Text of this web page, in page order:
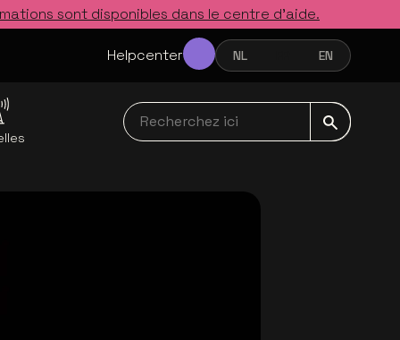
sont disponibles dans le centre d’aide.
Helpcenter NEDERLANDS
NL FRANÇAISENGLISH
EN
Recherchez ici navbar